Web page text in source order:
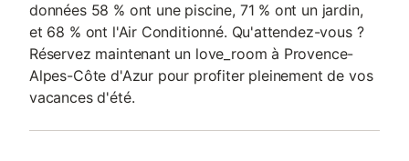
données 58 % ont une piscine, 71 % ont un jardin,
et 68 % ont l'Air Conditionné. Qu'attendez-vous ?
Réservez maintenant un love_room à Provence-
Alpes-Côte d'Azur pour profiter pleinement de vos
vacances d'été.